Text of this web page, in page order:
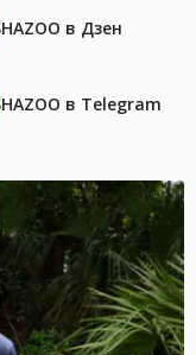
в Дзен
в Telegram